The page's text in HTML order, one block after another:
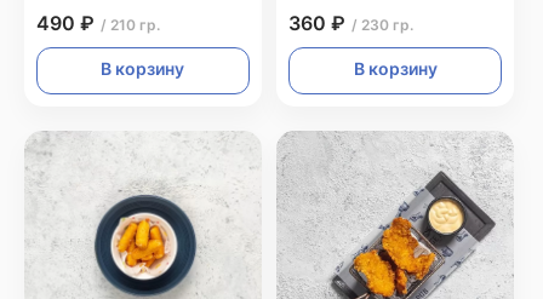
490 ₽ / 210 гр.
В корзину
360 ₽ / 230 гр.
В корзину